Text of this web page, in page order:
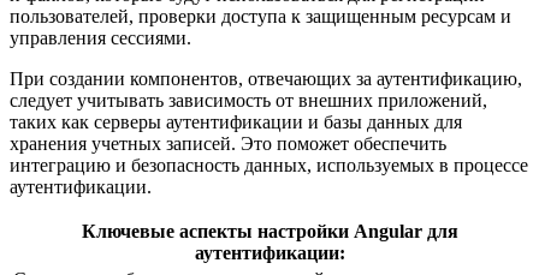
пользователей, проверки доступа к защищенным ресурсам и
управления сессиями.
При создании компонентов, отвечающих за аутентификацию,
следует учитывать зависимость от внешних приложений,
таких как серверы аутентификации и базы данных для
хранения учетных записей. Это поможет обеспечить
интеграцию и безопасность данных, используемых в процессе
аутентификации.
Ключевые аспекты настройки Angular для
аутентификации: